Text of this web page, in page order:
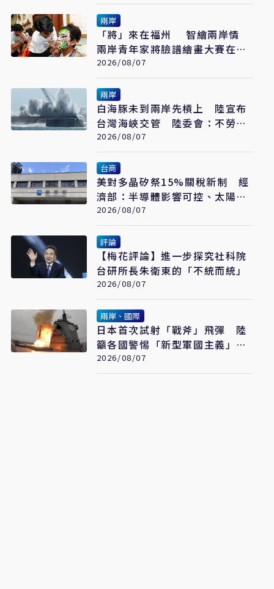
兩岸
「將」來在福州 智繪兩岸情
兩岸青年家將臉譜繪畫大賽在福
州開幕
2026/08/07
兩岸
白海豚未到兩岸先槓上 陸宣布
台灣海峽交管 陸委會：不勞費
心
2026/08/07
台商
美對多晶矽祭15%關稅新制 經
濟部：半導體影響可控、太陽能
產業衝擊有限
2026/08/07
評論
【梅花評論】進一步探究社科院
台研所長朱衛東的「不統而統」
2026/08/07
兩岸、國際
日本首次試射「戰斧」飛彈 陸
籲各國警惕「新型軍國主義」發
展
2026/08/07